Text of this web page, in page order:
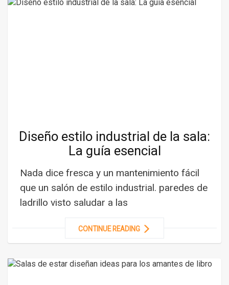
Diseño estilo industrial de la sala:
La guía esencial
Nada dice fresca y un mantenimiento fácil
que un salón de estilo industrial. paredes de
ladrillo visto saludar a las
CONTINUE READING